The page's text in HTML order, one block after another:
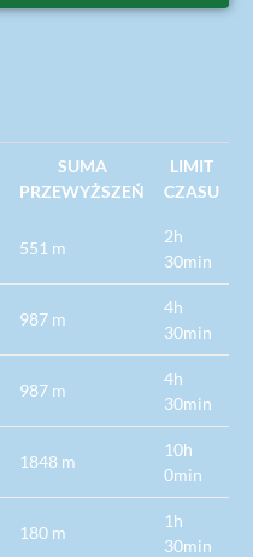
SUMA
PRZEWYŻSZEŃ
LIMIT
CZASU
551 m
2h
30min
987 m
4h
30min
987 m
4h
30min
1848 m
10h
0min
180 m
1h
30min